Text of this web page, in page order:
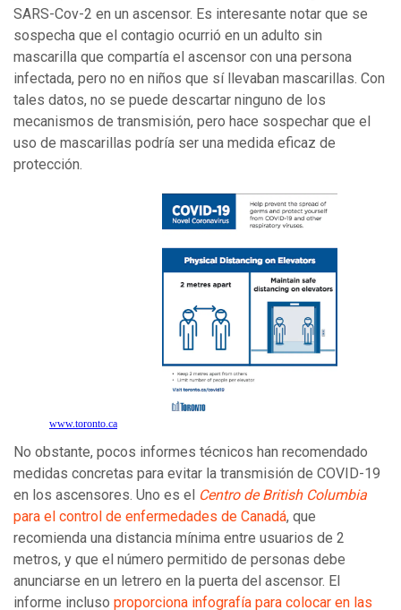
SARS-Cov-2 en un ascensor. Es interesante notar que se
sospecha que el contagio ocurrió en un adulto sin
mascarilla que compartía el ascensor con una persona
infectada, pero no en niños que sí llevaban mascarillas. Con
tales datos, no se puede descartar ninguno de los
mecanismos de transmisión, pero hace sospechar que el
uso de mascarillas podría ser una medida eficaz de
protección.
www.toronto.ca
No obstante, pocos informes técnicos han recomendado
medidas concretas para evitar la transmisión de COVID-19
en los ascensores. Uno es el Centro de British Columbia
para el control de enfermedades de Canadá, que
recomienda una distancia mínima entre usuarios de 2
metros, y que el número permitido de personas debe
anunciarse en un letrero en la puerta del ascensor. El
informe incluso proporciona infografía para colocar en las